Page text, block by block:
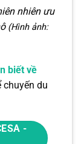
nhiên ưu
(Hình ảnh:
biết về
chuyến du
-